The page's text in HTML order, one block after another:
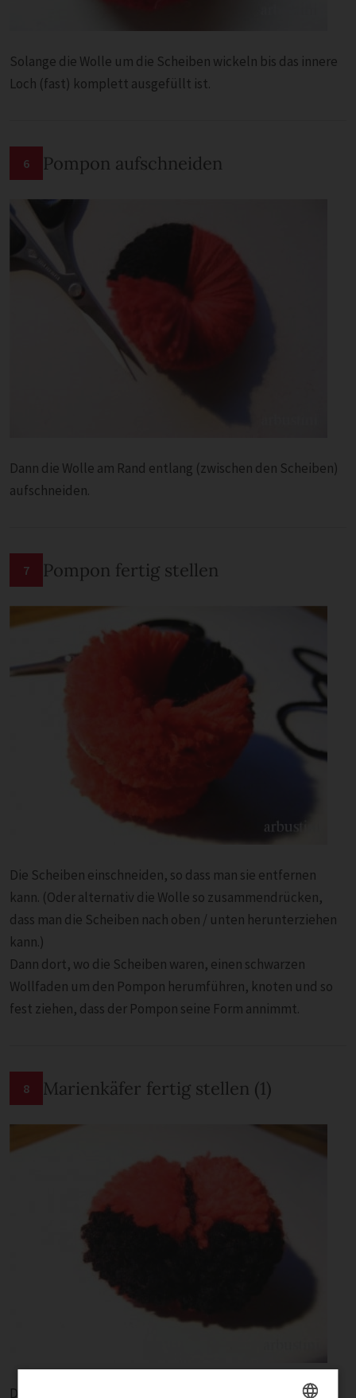
Solange die Wolle um die Scheiben wickeln bis das innere
Loch (fast) komplett ausgefüllt ist.
6 Pompon aufschneiden
Dann die Wolle am Rand entlang (zwischen den Scheiben)
aufschneiden.
7 Pompon fertig stellen
Die Scheiben einschneiden, so dass man sie entfernen
kann. (Oder alternativ die Wolle so zusammendrücken,
dass man die Scheiben nach oben / unten herunterziehen
kann.)
Dann dort, wo die Scheiben waren, einen schwarzen
Wollfaden um den Pompon herumführen, knoten und so
fest ziehen, dass der Pompon seine Form annimmt.
8 Marienkäfer fertig stellen (1)
Den Wollfaden erneut (ggf. mehrfach) um den Pompon